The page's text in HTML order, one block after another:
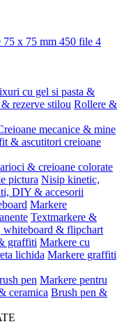
75 x 75 mm 450 file 4
cu gel si pasta &
rezerve stilou Rollere &
mecanice & mine
& ascutitori creioane
& creioane colorate
pictura Nisip kinetic,
DIY & accesorii
Markere
Textmarkere &
whiteboard & flipchart
graffiti Markere cu
lichida Markere graffiti
pen Markere pentru
ceramica Brush pen &